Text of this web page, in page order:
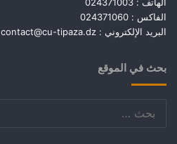
الفاكس : 024371060
البريد الإلكتروني : contact@cu-tipaza.dz
بحث في الموقع